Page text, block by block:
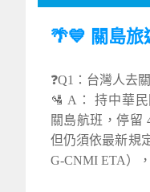
🌴💙 關島旅
❓Q1：台灣人去
🛂 A： 持中華
關島航班，停留
但仍須依最新規
G-CNMI ETA）